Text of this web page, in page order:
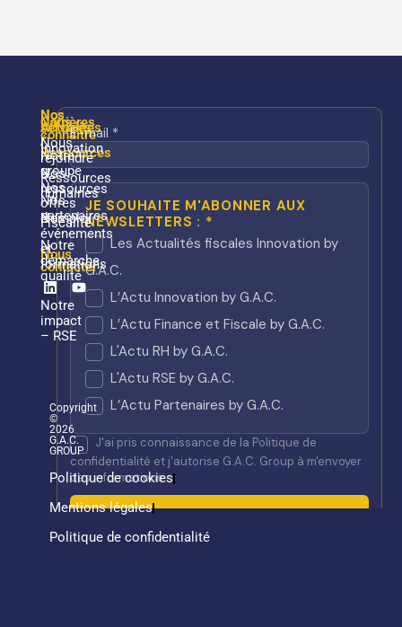
Nos
services
Innovation
Ressources
humaines
Fiscalité
Nos
Actualités
/
Ressources
Nos
ressources
Nos
événements
et
formations
Nous
connaître
Notre
groupe
Nos
partenaires
Notre
démarche
qualité
Notre
impact
– RSE
Carrières
Nous
rejoindre
Nos
offres
d’emploi
Nous
contacter
LinkedinYoutube
Copyright
©
2026
G.A.C.
GROUP
Politique de cookies
Mentions légales
Politique de confidentialité